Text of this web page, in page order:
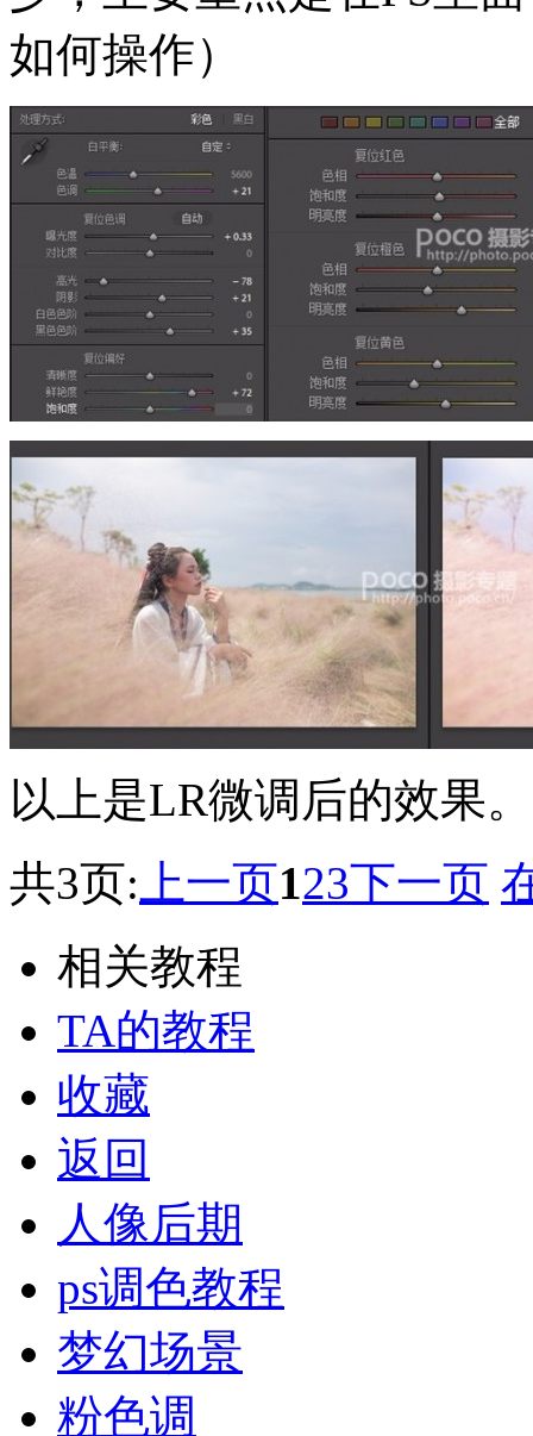
如何操作）
以上是LR微调后的效果。
共3页: 上一页123下一页
相关教程
TA的教程
收藏
返回
人像后期
ps调色教程
梦幻场景
粉色调